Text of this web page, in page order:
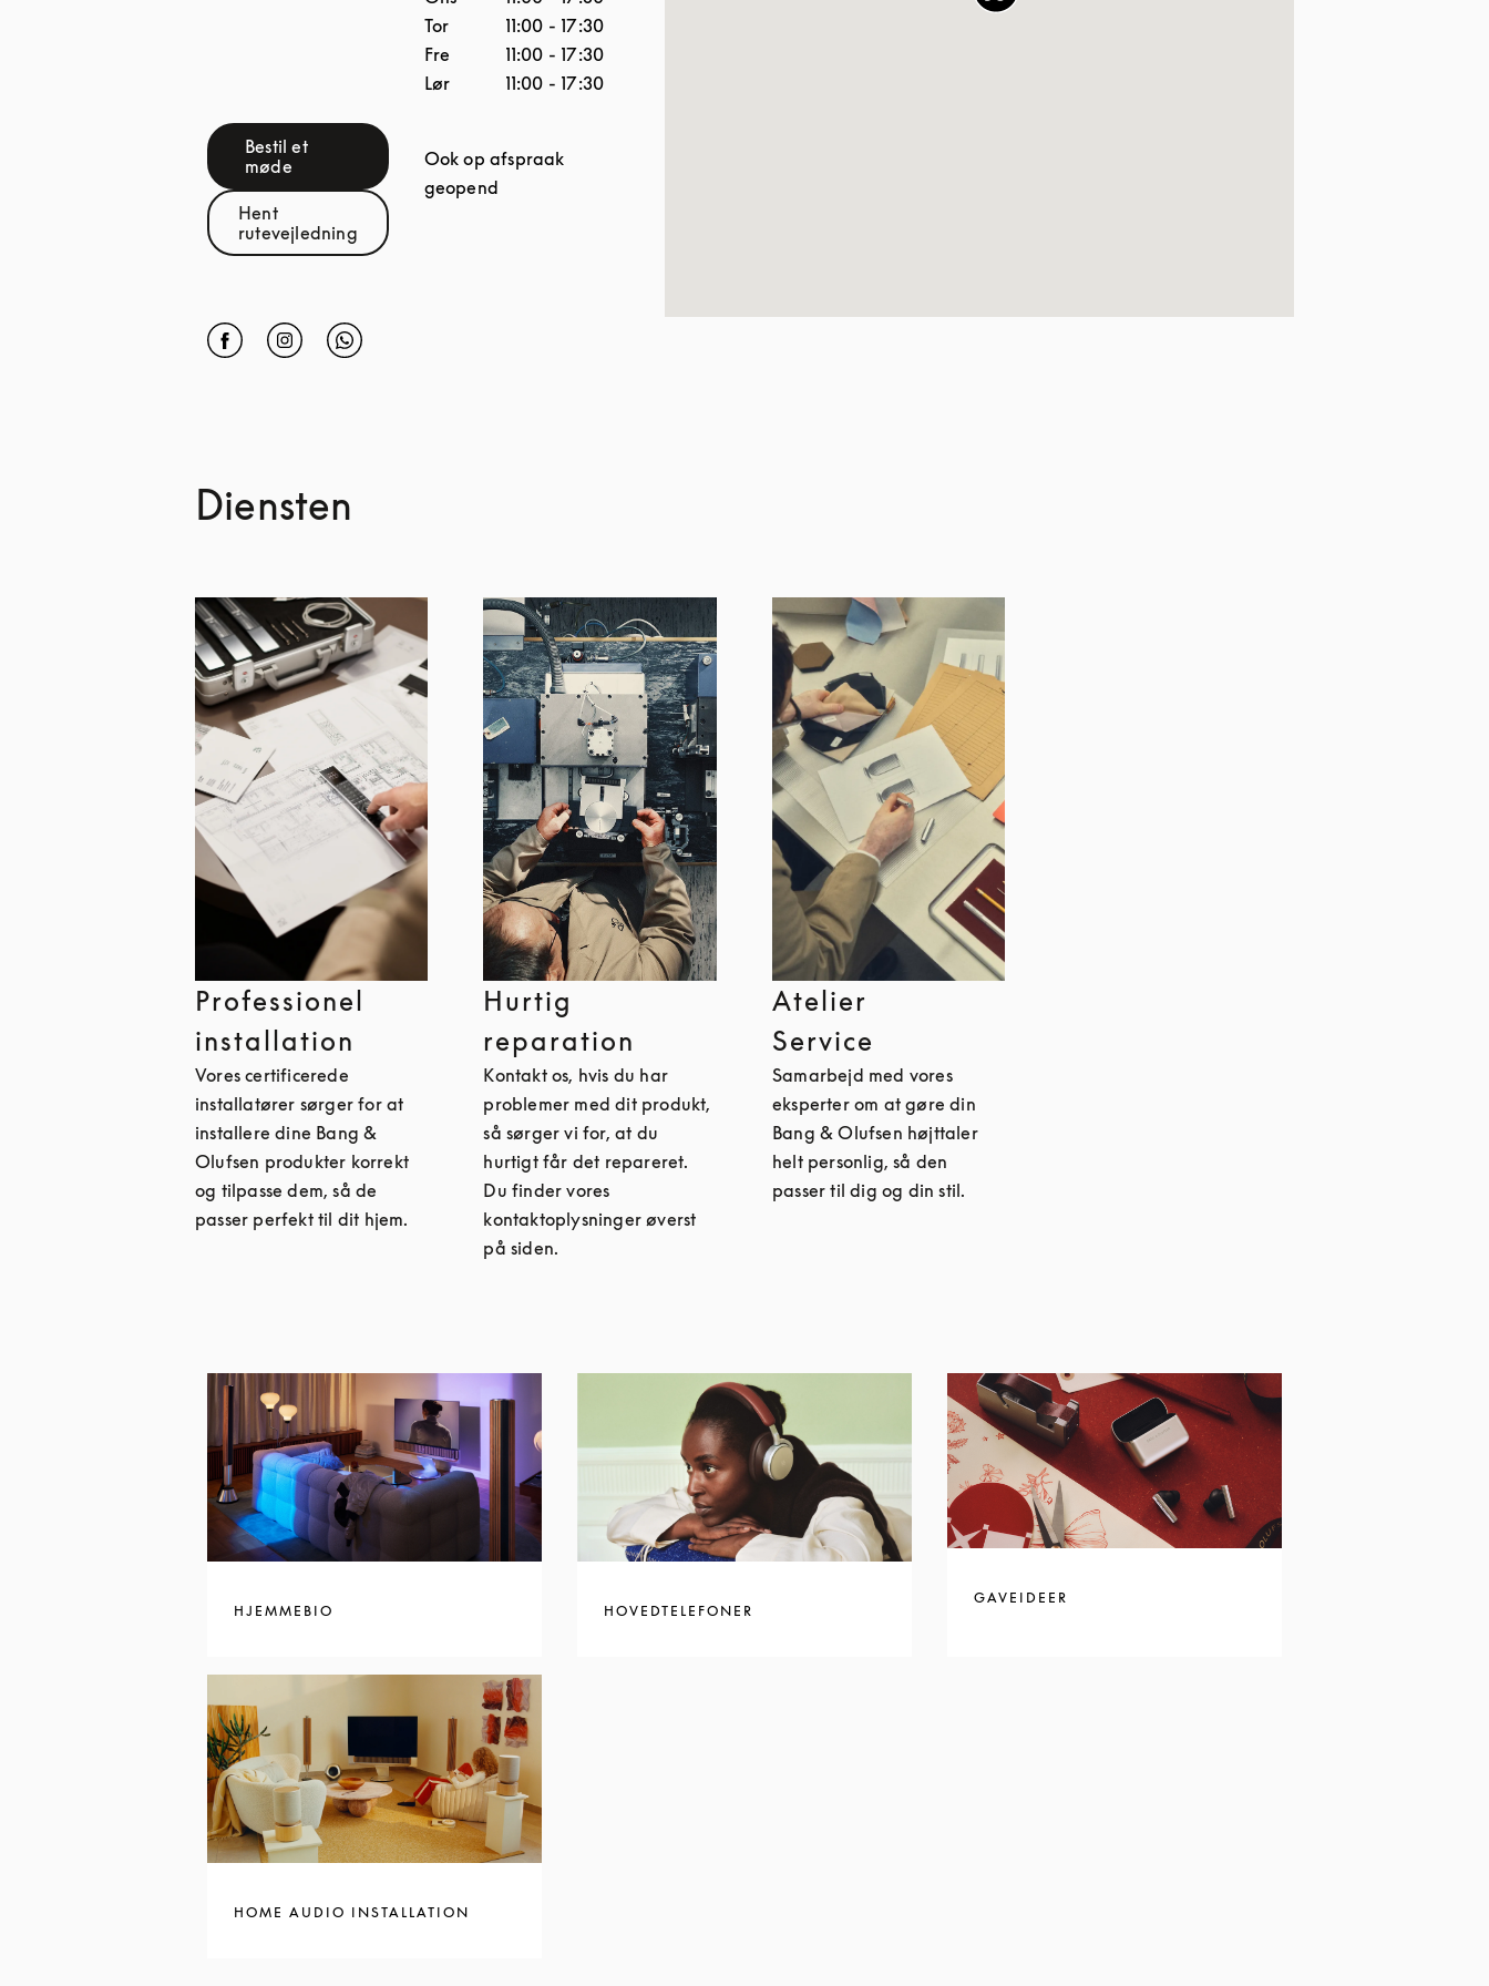
Bestil et
møde
Link Opens in New Tab
Hent
rutevejledningLink Opens in New Tab
Click to open Facebook
Link Opens in New Tab
Click to open Instagram
Link Opens in New Tab
Click to open Whatsapp
Link Opens in New Tab
Tor
11:00 - 17:30
Fre
11:00 - 17:30
Lør
11:00 - 17:30
Ook op afspraak
geopend
Diensten
Professionel
installation
Vores certificerede
installatører sørger for at
installere dine Bang &
Olufsen produkter korrekt
og tilpasse dem, så de
passer perfekt til dit hjem.
Hurtig
reparation
Kontakt os, hvis du har
problemer med dit produkt,
så sørger vi for, at du
hurtigt får det repareret.
Du finder vores
kontaktoplysninger øverst
på siden.
Atelier
Service
Samarbejd med vores
eksperter om at gøre din
Bang & Olufsen højttaler
helt personlig, så den
passer til dig og din stil.
HJEMMEBIO HOVEDTELEFONER
GAVEIDEER
HOME AUDIO INSTALLATION